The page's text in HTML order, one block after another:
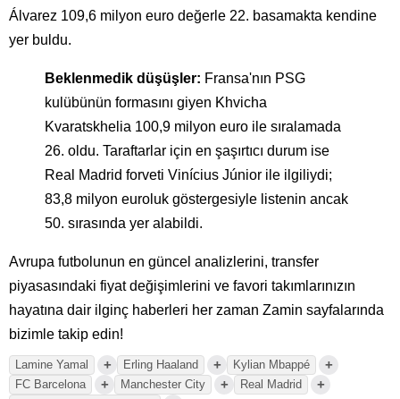
Álvarez 109,6 milyon euro değerle 22. basamakta kendine
yer buldu.
Beklenmedik düşüşler: Fransa'nın PSG
kulübünün formasını giyen Khvicha
Kvaratskhelia 100,9 milyon euro ile sıralamada
26. oldu. Taraftarlar için en şaşırtıcı durum ise
Real Madrid forveti Vinícius Júnior ile ilgiliydi;
83,8 milyon euroluk göstergesiyle listenin ancak
50. sırasında yer alabildi.
Avrupa futbolunun en güncel analizlerini, transfer
piyasasındaki fiyat değişimlerini ve favori takımlarınızın
hayatına dair ilginç haberleri her zaman Zamin sayfalarında
bizimle takip edin!
Lamine Yamal + Erling Haaland + Kylian Mbappé +
FC Barcelona + Manchester City + Real Madrid +